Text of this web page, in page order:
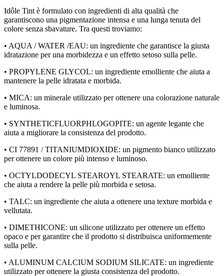
Idôle Tint è formulato con ingredienti di alta qualità che
garantiscono una pigmentazione intensa e una lunga tenuta del
colore senza sbavature. Tra questi troviamo:
• AQUA / WATER /EAU: un ingrediente che garantisce la giusta
idratazione per una morbidezza e un effetto setoso sulla pelle.
• PROPYLENE GLYCOL: un ingrediente emolliente che aiuta a
mantenere la pelle idratata e morbida.
• MICA: un minerale utilizzato per ottenere una colorazione naturale
e luminosa.
• SYNTHETICFLUORPHLOGOPITE: un agente legante che
aiuta a migliorare la consistenza del prodotto.
• CI 77891 / TITANIUMDIOXIDE: un pigmento bianco utilizzato
per ottenere un colore più intenso e luminoso.
• OCTYLDODECYL STEAROYL STEARATE: un emolliente
che aiuta a rendere la pelle più morbida e setosa.
• TALC: un ingrediente che aiuta a ottenere una texture morbida e
vellutata.
• DIMETHICONE: un silicone utilizzato per ottenere un effetto
opaco e per garantire che il prodotto si distribuisca uniformemente
sulla pelle.
• ALUMINUM CALCIUM SODIUM SILICATE: un ingrediente
utilizzato per ottenere la giusta consistenza del prodotto.